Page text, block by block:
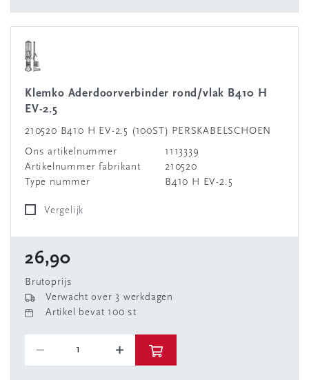
Klemko Aderdoorverbinder rond/vlak B410 H
EV-2.5
210520 B410 H EV-2.5 (100ST) PERSKABELSCHOEN
Ons artikelnummer
1113339
Artikelnummer fabrikant
210520
Type nummer
B410 H EV-2.5
Vergelijk
26,90
Brutoprijs
Verwacht over 3 werkdagen
Artikel bevat 100 st